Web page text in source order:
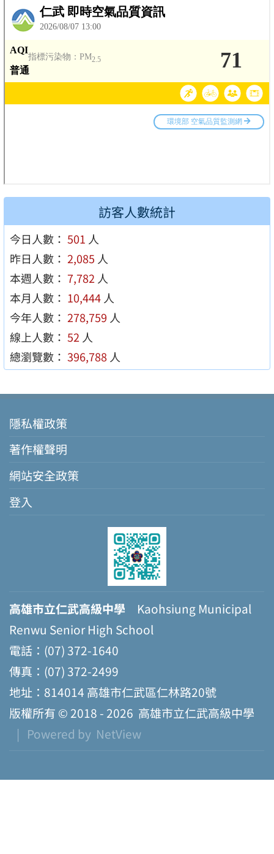
訪客人數統計
今日人數： 501 人
昨日人數： 2,085 人
本週人數： 7,782 人
本月人數： 10,444 人
今年人數： 278,759 人
線上人數： 52 人
總瀏覽數： 396,788 人
隱私權政策
著作權聲明
網站安全政策
登入
高雄市立仁武高級中學 Kaohsiung Municipal
Renwu Senior High School
電話：(07) 372-1640
傳真：(07) 372-2499
地址：814014 高雄市仁武區仁林路20號
版權所有 © 2018 - 2026 高雄市立仁武高級中學
| Powered by NetView